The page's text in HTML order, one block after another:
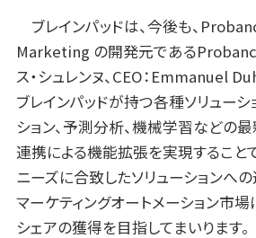
ブレインパッドは、今後も、
Marketing の開発元であるProbance
ス・シュレンヌ、CEO：Emmanuel
ブレインパッドが持つ各種ソリュー
ション、予測分析、機械学習などの
連携による機能拡張を実現すること
ニーズに合致したソリューションへ
マーケティングオートメーション市場
シェアの獲得を目指してまいります。